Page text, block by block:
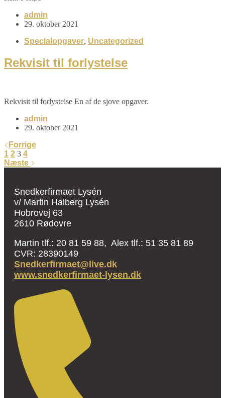
admin
29. oktober 2021
Specialopgaver, Uncategorized
Rekvisit til forlystelse
Rekvisit til forlystelse En af de sjove opgaver.
admin
29. oktober 2021
Forrige
1 2 3 4
Næste
Snedkerfirmaet Lysén
v/ Martin Halberg Lysén
Hobrovej 63
2610 Rødovre
Martin tlf.: 20 81 59 88, Alex tlf.: 51 35 81 89
CVR: 28390149
Snedkerfirmaet@live.dk
www.snedkerfirmaet-lysen.dk